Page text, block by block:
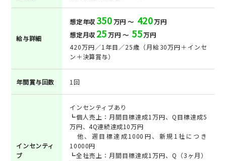
給与詳細
想定年収350万円 ～ 420万円
想定月収 25万円 ～ 55万円
420万円／1年目／25歳（月給30万円＋インセ
ン＋決算賞与）
年間賞与回数 1回
インセンティ
ブ
インセンティブあり
┗個人売上：月間目標達成1万円、Q目標達成5
万円、4Q連続達成10万円
他、週目標達成1000円、新規1社につき
10000円
┗全社売上：月間目標達成1万円、Q（3ヶ月）